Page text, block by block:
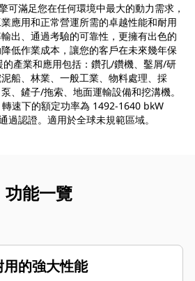
可滿足您在任何環境中最大的動力需求，
應用和正常營運所需的卓越性能和耐用
出、通過考驗的可靠性，更擁有出色的
低作業成本，讓您的客戶在未來幾年保
產業和應用包括：鑽孔/鑽機、鑿屑/研
船、林業、一般工業、物料處理、採
、鏟子/拖索、地面運輸設備和挖溝機。
速下的額定功率為 1492-1640 bkW
認證。適用於全球未規範區域。
功能一覽
的強大性能